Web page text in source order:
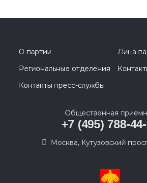
О партии
Лица
Региональные отделения
Контакты пресс-службы
Общественная
+7 (495) 788-
Москва, Кутузовский